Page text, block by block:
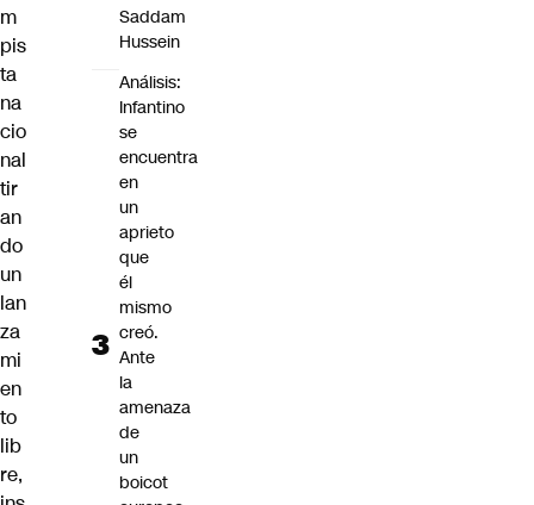
m
pis
ta
na
cio
nal
tir
an
do
un
lan
za
mi
en
to
lib
re,
Saddam
Hussein
Análisis:
Infantino
se
encuentra
en
un
aprieto
que
él
mismo
creó.
Ante
la
amenaza
de
un
boicot